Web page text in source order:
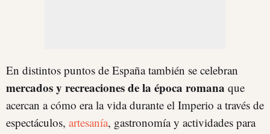
En distintos puntos de España también se celebran
mercados y recreaciones de la época romana que
acercan a cómo era la vida durante el Imperio a través de
espectáculos, artesanía, gastronomía y actividades para